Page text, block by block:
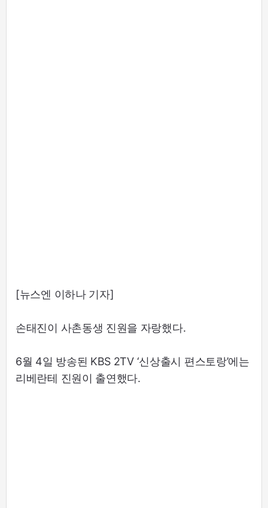
[뉴스엔 이하나 기자]
손태진이 사촌동생 진원을 자랑했다.
6월 4일 방송된 KBS 2TV ‘신상출시 편스토랑’에는
리베란테 진원이 출연했다.